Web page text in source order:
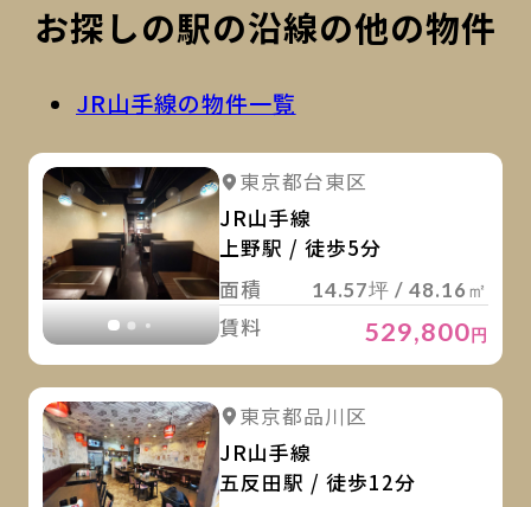
お探しの駅の沿線の他の物件
JR山手線の物件一覧
詳細を見る
東京都台東区
JR山手線
上野駅 / 徒歩5分
面積
14.57坪 / 48.16㎡
賃料 529,800円
詳細を見る
東京都品川区
JR山手線
五反田駅 / 徒歩12分